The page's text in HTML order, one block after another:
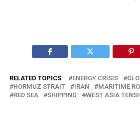
RELATED TOPICS: ENERGY CRISIS
HORMUZ STRAIT
IRAN MARITIME
RED SEA
SHIPPING WEST ASIA